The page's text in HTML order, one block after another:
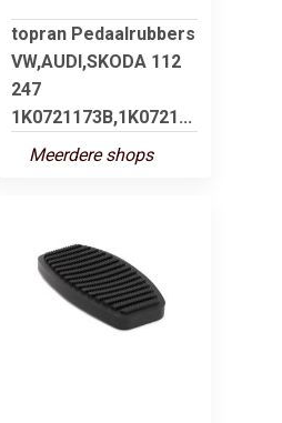
topran Pedaalrubbers
VW,AUDI,SKODA 112
247
1K0721173B,1K0721...
Meerdere shops